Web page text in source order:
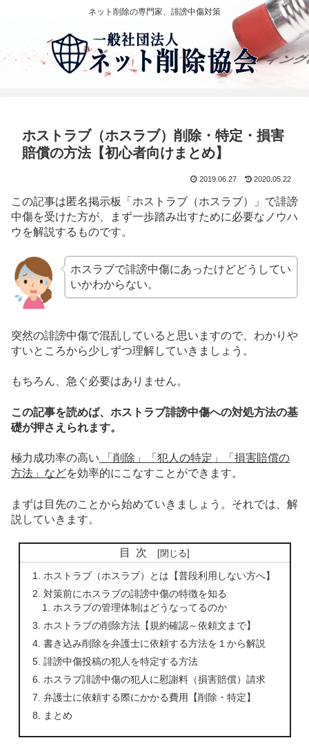
ネット削除の専門家、誹謗中傷対策
ホストラブ（ホスラブ）削除・特定・損害
賠償の方法【初心者向けまとめ】
2019.06.27 2020.05.22
この記事は匿名掲示板「ホストラブ（ホスラブ）」で誹謗
中傷を受けた方が、まず一歩踏み出すために必要なノウハ
ウを解説するものです。
ホスラブで誹謗中傷にあったけどどうしてい
いかわからない。
突然の誹謗中傷で混乱していると思いますので、わかりや
すいところから少しずつ理解していきましょう。
もちろん、急ぐ必要はありません。
この記事を読めば、ホストラブ誹謗中傷への対処方法の基
礎が押さえられます。
極力成功率の高い 「削除」「犯人の特定」「損害賠償の
方法」などを効率的にこなすことができます。
まずは目先のことから始めていきましょう。それでは、解
説していきます。
目次
ホストラブ（ホスラブ）とは【普段利用しない方へ】
対策前にホスラブの誹謗中傷の特徴を知る
ホスラブの管理体制はどうなってるのか
ホストラブの削除方法【規約確認～依頼文まで】
書き込み削除を弁護士に依頼する方法を１から解説
誹謗中傷投稿の犯人を特定する方法
ホスラブ誹謗中傷の犯人に慰謝料（損害賠償）請求
弁護士に依頼する際にかかる費用【削除・特定】
まとめ